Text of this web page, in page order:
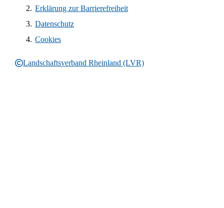
Landschaftsverband Rheinland (LVR)
Erklärung zur Barrierefreiheit
Datenschutz
Cookies